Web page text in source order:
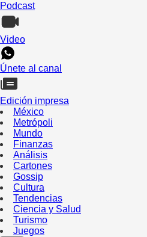
Podcast
Video
Únete al canal
Edición impresa
México
Metrópoli
Mundo
Finanzas
Análisis
Cartones
Gossip
Cultura
Tendencias
Ciencia y Salud
Turismo
Juegos